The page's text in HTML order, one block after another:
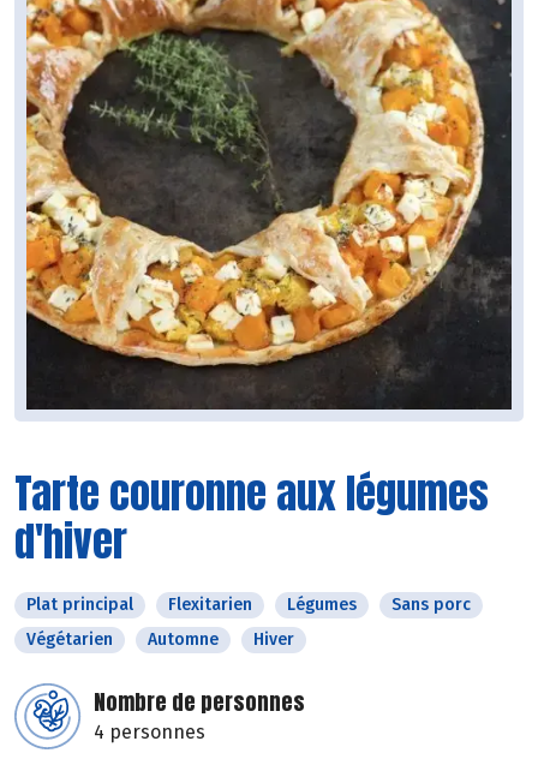
Tarte couronne aux légumes
d'hiver
Plat principal Flexitarien Légumes
Sans porc
Végétarien
Automne Hiver
Nombre de personnes
4 personnes